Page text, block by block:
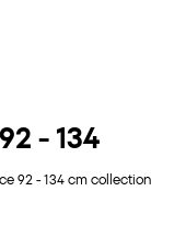
- 134
92 - 134 cmcollection